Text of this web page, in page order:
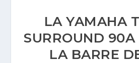
LA YAMAHA
SURROUND 90A
LA BARRE